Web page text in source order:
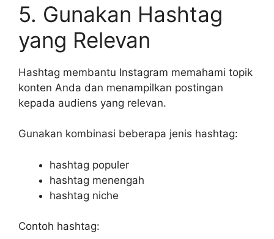
5. Gunakan Hashtag
yang Relevan
Hashtag membantu Instagram memahami topik
konten Anda dan menampilkan postingan
kepada audiens yang relevan.
Gunakan kombinasi beberapa jenis hashtag:
hashtag populer
hashtag menengah
hashtag niche
Contoh hashtag: